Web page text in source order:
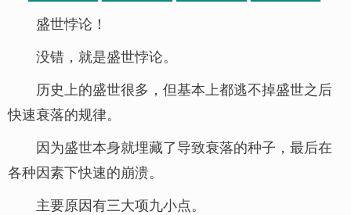
盛世悖论！
没错，就是盛世悖论。
历史上的盛世很多，但基本上都逃不掉盛世之后
快速衰落的规律。
因为盛世本身就埋藏了导致衰落的种子，最后在
各种因素下快速的崩溃。
主要原因有三大项九小点。